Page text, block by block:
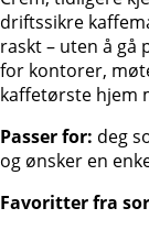
driftssikre
raskt – uten å gå
for kontorer,
kaffetørste hjem
Passer for: deg
og ønsker en
Favoritter fra